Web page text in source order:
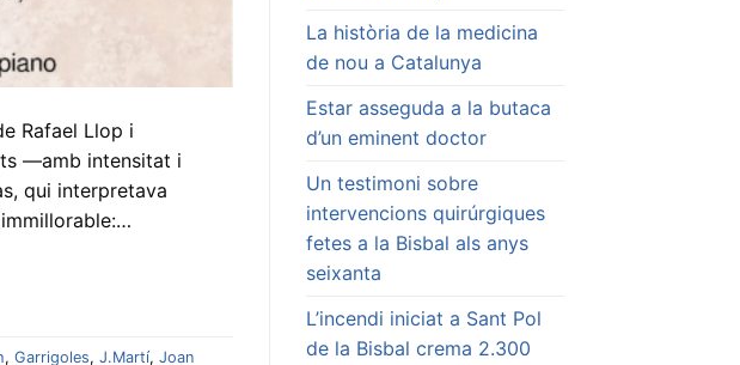
Rafael Llop i
—amb intensitat i
qui interpretava
, Garrigoles, J.Martí, Joan
La història de la medicina
de nou a Catalunya
Estar asseguda a la butaca
d’un eminent doctor
Un testimoni sobre
intervencions quirúrgiques
fetes a la Bisbal als anys
seixanta
L’incendi iniciat a Sant Pol
de la Bisbal crema 2.300